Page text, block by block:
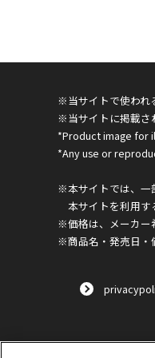
※当サイトで使われ
※当サイトに掲載さ
*Product image for
*Any use or
※本サイトでは、一
本サイトを利用す
※価格は、メーカー
※商品名・発売日・